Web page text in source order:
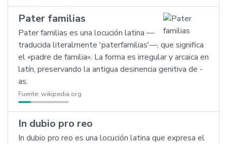
Pater familias
Pater familias es una locución latina —
traducida literalmente 'paterfamilias'—, que significa
el «padre de familia». La forma es irregular y arcaica en
latín, preservando la antigua desinencia genitiva de -
as.
Fuente: wikipedia.org
In dubio pro reo
In dubio pro reo es una locución latina que expresa el